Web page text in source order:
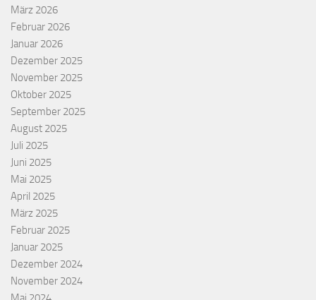
März 2026
Februar 2026
Januar 2026
Dezember 2025
November 2025
Oktober 2025
September 2025
August 2025
Juli 2025
Juni 2025
Mai 2025
April 2025
März 2025
Februar 2025
Januar 2025
Dezember 2024
November 2024